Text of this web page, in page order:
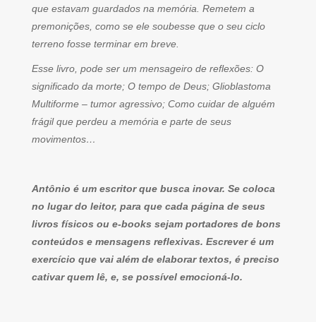
que estavam guardados na memória. Remetem a
premonições, como se ele soubesse que o seu ciclo
terreno fosse terminar em breve.
Esse livro, pode ser um mensageiro de reflexões: O
significado da morte; O tempo de Deus; Glioblastoma
Multiforme – tumor agressivo; Como cuidar de alguém
frágil que perdeu a memória e parte de seus
movimentos…
Antônio é um escritor que busca inovar. Se coloca
no lugar do leitor, para que cada página de seus
livros físicos ou e-books sejam portadores de bons
conteúdos e mensagens reflexivas. Escrever é um
exercício que vai além de elaborar textos, é preciso
cativar quem lê, e, se possível emocioná-lo.